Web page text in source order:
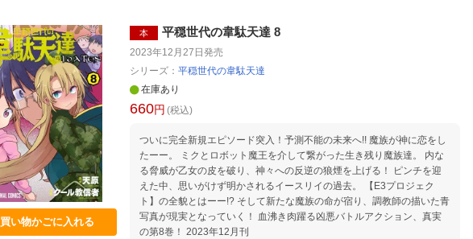
買い物かごに入れる
本 平穏世代の韋駄天達 8
2023年12月27日 発売
シリーズ： 平穏世代の韋駄天達
在庫あり
660円 (税込)
ついに完全新規エピソード突入！予測不能の未来へ!! 魔族が神に恋をし
たーー。 ミクとロボット魔王を介して繋がった生き残り魔族達。 内な
る脅威が乙女の皮を破り、神々への反逆の狼煙を上げる！ ピンチを迎
えた中、思いがけず明かされるイースリイの過去。 【E3プロジェク
ト】の全貌とはーー!? そして新たな魔族の命が宿り、調教師の描いた青
写真が現実となっていく！ 血沸き肉躍る凶悪バトルアクション、真実
の第8巻！ 2023年12月刊